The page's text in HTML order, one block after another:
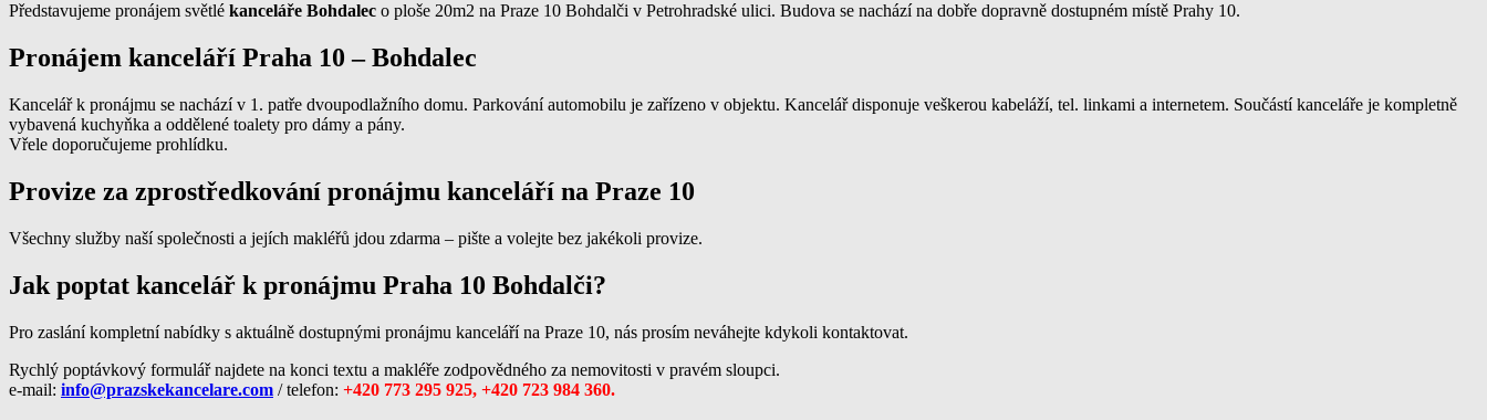
Představujeme pronájem světlé kanceláře Bohdalec o ploše 20m2 na Praze 10 Bohdalči v Petrohradské ulici. Budova se nachází na dobře dopravně dostupném místě Prahy 10.
Pronájem kanceláří Praha 10 – Bohdalec
Kancelář k pronájmu se nachází v 1. patře dvoupodlažního domu. Parkování automobilu je zařízeno v objektu. Kancelář disponuje veškerou kabeláží, tel. linkami a internetem. Součástí kanceláře je kompletně
vybavená kuchyňka a oddělené toalety pro dámy a pány.
Vřele doporučujeme prohlídku.
Provize za zprostředkování pronájmu kanceláří na Praze 10
Všechny služby naší společnosti a jejích makléřů jdou zdarma – pište a volejte bez jakékoli provize.
Jak poptat kancelář k pronájmu Praha 10 Bohdalči?
Pro zaslání kompletní nabídky s aktuálně dostupnými pronájmu kanceláří na Praze 10, nás prosím neváhejte kdykoli kontaktovat.
Rychlý poptávkový formulář najdete na konci textu a makléře zodpovědného za nemovitosti v pravém sloupci.
e-mail: info@prazskekancelare.com / telefon: +420 773 295 925, +420 723 984 360.